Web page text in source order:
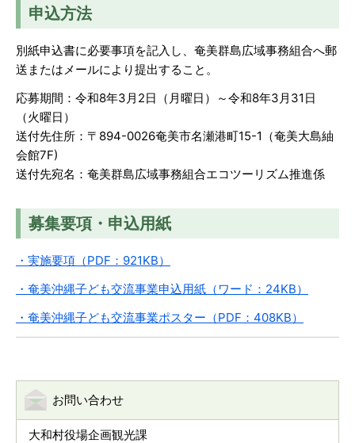
申込方法
別紙申込書に必要事項を記入し、奄美群島広域事務組合へ郵
送またはメールにより提出すること。
応募期間：令和8年3月2日（月曜日）～令和8年3月31日
（火曜日）
送付先住所：〒894-0026奄美市名瀬港町15-1（奄美大島紬
会館7F)
送付先宛名：奄美群島広域事務組合エコツーリズム推進係
募集要項・申込用紙
・実施要項（PDF：921KB）
・奄美沖縄子ども交流事業申込用紙（ワード：24KB）
・奄美沖縄子ども交流事業ポスター（PDF：408KB）
お問い合わせ
大和村役場企画観光課